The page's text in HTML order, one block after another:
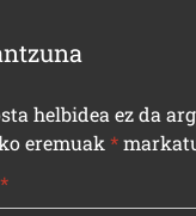
helbidea ez da
eremuak *
*